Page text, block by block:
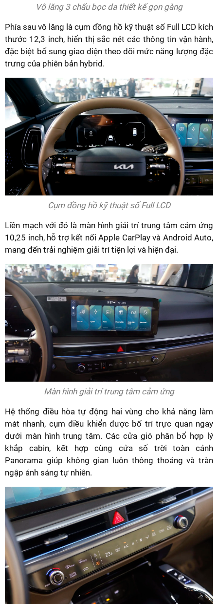
Vô lăng 3 chấu bọc da thiết kế gọn gàng
Phía sau vô lăng là cụm đồng hồ kỹ thuật số Full LCD kích
thước 12,3 inch, hiển thị sắc nét các thông tin vận hành,
đặc biệt bổ sung giao diện theo dõi mức năng lượng đặc
trưng của phiên bản hybrid.
Cụm đồng hồ kỹ thuật số Full LCD
Liền mạch với đó là màn hình giải trí trung tâm cảm ứng
10,25 inch, hỗ trợ kết nối Apple CarPlay và Android Auto,
mang đến trải nghiệm giải trí tiện lợi và hiện đại.
Màn hình giải trí trung tâm cảm ứng
Hệ thống điều hòa tự động hai vùng cho khả năng làm
mát nhanh, cụm điều khiển được bố trí trực quan ngay
dưới màn hình trung tâm. Các cửa gió phân bổ hợp lý
khắp cabin, kết hợp cùng cửa sổ trời toàn cảnh
Panorama giúp không gian luôn thông thoáng và tràn
ngập ánh sáng tự nhiên.